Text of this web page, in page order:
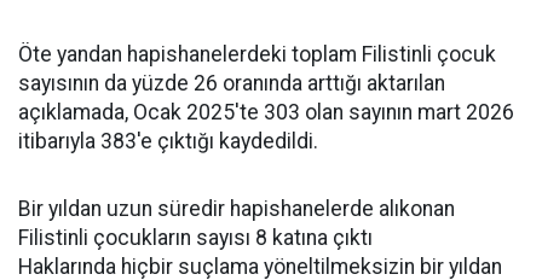
Öte yandan hapishanelerdeki toplam Filistinli çocuk
sayısının da yüzde 26 oranında arttığı aktarılan
açıklamada, Ocak 2025'te 303 olan sayının mart 2026
itibarıyla 383'e çıktığı kaydedildi.
Bir yıldan uzun süredir hapishanelerde alıkonan
Filistinli çocukların sayısı 8 katına çıktı
Haklarında hiçbir suçlama yöneltilmeksizin bir yıldan